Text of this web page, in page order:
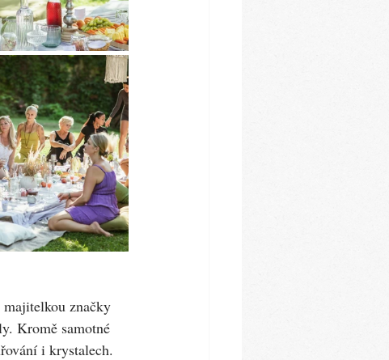
majitelkou značky
Kromě samotné
i krystalech.